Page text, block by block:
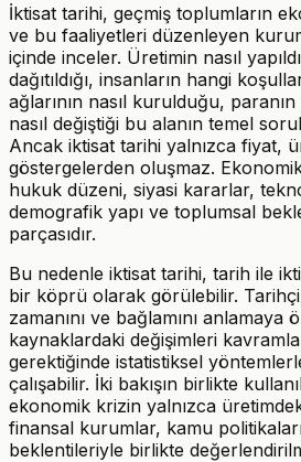
İktisat tarihi, geçmiş toplumların
ve bu faaliyetleri düzenleyen
içinde inceler. Üretimin nasıl
dağıtıldığı, insanların hangi
ağlarının nasıl kurulduğu,
nasıl değiştiği bu alanın temel
Ancak iktisat tarihi yalnızca fiyat,
göstergelerden oluşmaz.
hukuk düzeni, siyasi kararlar,
demografik yapı ve toplumsal
parçasıdır.
Bu nedenle iktisat tarihi, tarih ile
bir köprü olarak görülebilir.
zamanını ve bağlamını anlamaya
kaynaklardaki değişimleri
gerektiğinde istatistiksel
çalışabilir. İki bakışın birlikte
ekonomik krizin yalnızca
finansal kurumlar, kamu
beklentileriyle birlikte